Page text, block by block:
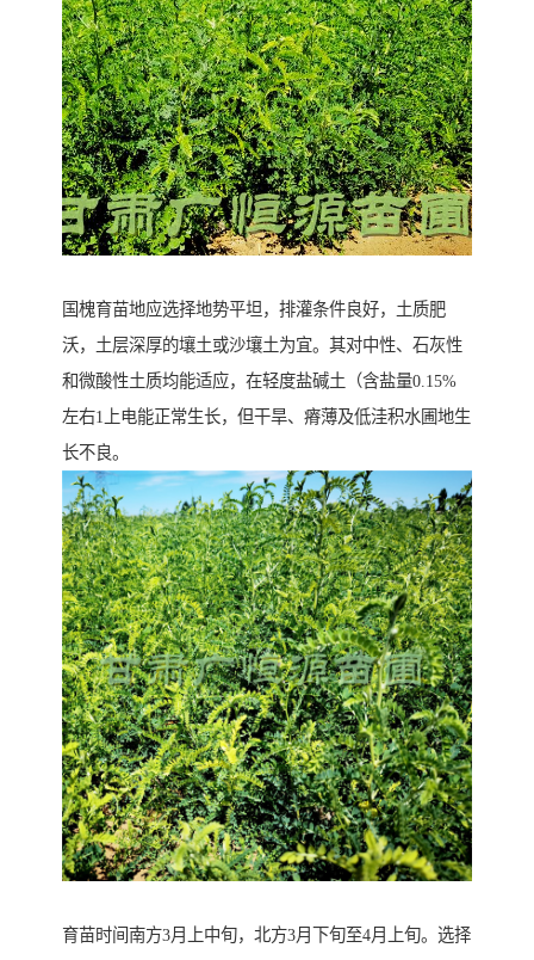
国槐育苗地应选择地势平坦，排灌条件良好，土质肥
沃，土层深厚的壤土或沙壤土为宜。其对中性、石灰性
和微酸性土质均能适应，在轻度盐碱土（含盐量0.15%
左右1上电能正常生长，但干旱、瘠薄及低洼积水圃地生
长不良。
育苗时间南方3月上中旬，北方3月下旬至4月上旬。选择